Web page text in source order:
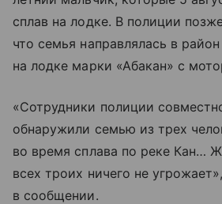
сплав на лодке. В полиции
что семья направлялась в
на лодке марки «Абакан» с
«Сотрудники полиции
обнаружили семью из трех
во время сплава по реке Кан…
всех троих ничего не
в сообщении.